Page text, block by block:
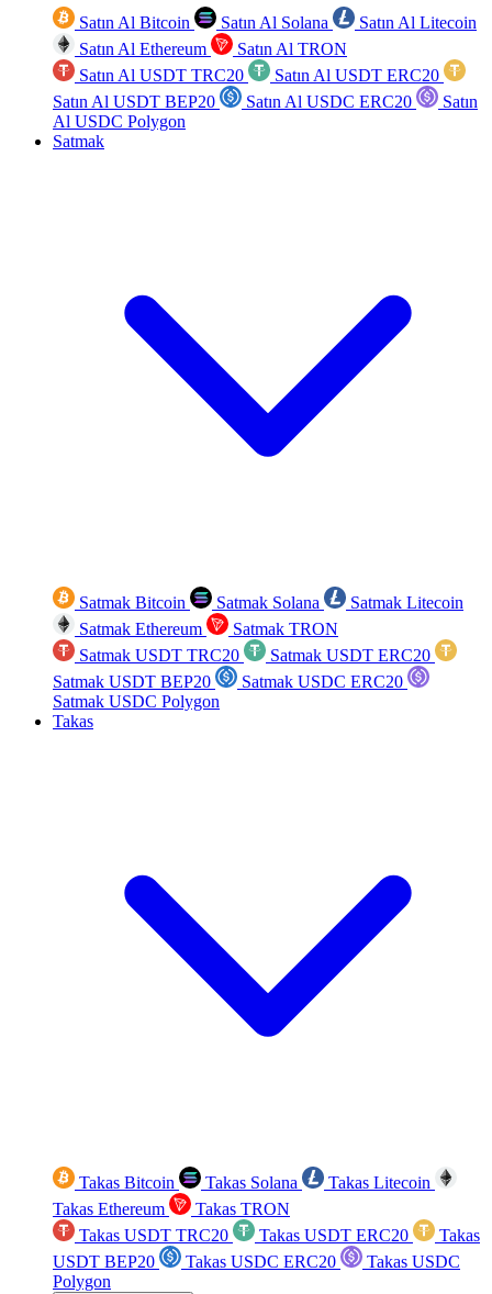
Satın Al Bitcoin Satın Al Solana
Satın Al Litecoin
Satın Al Ethereum
Satın Al TRON
Satın Al USDT TRC20
Satın Al USDT ERC20
Satın Al USDT BEP20
Satın Al USDC ERC20
Satın
Al USDC Polygon
Satmak
Satmak Bitcoin Satmak Solana
Satmak Litecoin
Satmak Ethereum
Satmak TRON
Satmak USDT TRC20
Satmak USDT ERC20
Satmak USDT BEP20
Satmak USDC ERC20
Satmak USDC Polygon
Takas
Takas Bitcoin Takas Solana
Takas Litecoin
Takas Ethereum
Takas TRON
Takas USDT TRC20
Takas USDT ERC20
Takas
USDT BEP20
Takas USDC ERC20
Takas USDC
Polygon